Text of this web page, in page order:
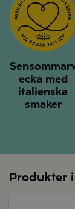
ecka med
italienska
smaker
Produkter